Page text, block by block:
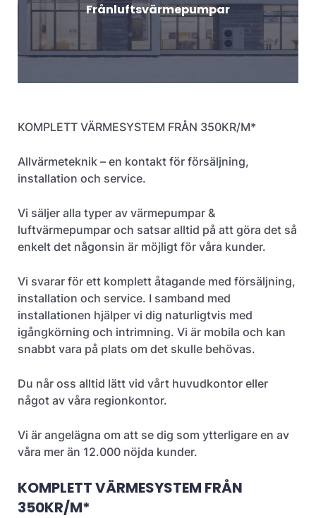
Frånluftsvärmepumpar
KOMPLETT VÄRMESYSTEM FRÅN 350KR/M*
Allvärmeteknik – en kontakt för försäljning,
installation och service.
Vi säljer alla typer av värmepumpar &
luftvärmepumpar och satsar alltid på att göra det så
enkelt det någonsin är möjligt för våra kunder.
Vi svarar för ett komplett åtagande med försäljning,
installation och service. I samband med
installationen hjälper vi dig naturligtvis med
igångkörning och intrimning. Vi är mobila och kan
snabbt vara på plats om det skulle behövas.
Du når oss alltid lätt vid vårt huvudkontor eller
något av våra regionkontor.
Vi är angelägna om att se dig som ytterligare en av
våra mer än 12.000 nöjda kunder.
KOMPLETT VÄRMESYSTEM FRÅN
350KR/M*